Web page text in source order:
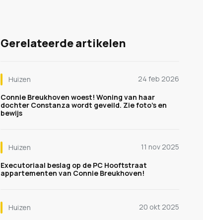
Gerelateerde artikelen
Huizen
24 feb 2026
Connie Breukhoven woest! Woning van haar
dochter Constanza wordt geveild. Zie foto's en
bewijs
Huizen
11 nov 2025
Executoriaal beslag op de PC Hooftstraat
appartementen van Connie Breukhoven!
Huizen
20 okt 2025